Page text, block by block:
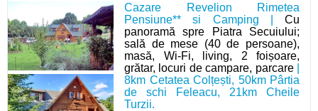
Cazare Revelion Rimetea
Pensiune** si Camping | Cu
panoramă spre Piatra Secuiului;
sală de mese (40 de persoane),
masă, Wi-Fi, living, 2 foișoare,
grătar, locuri de campare, parcare|
8km Cetatea Colțești, 50km Pârtia
de schi Feleacu, 21km Cheile
Turzii.